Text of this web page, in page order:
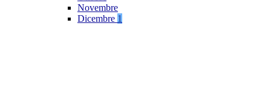
Novembre
Dicembre 1